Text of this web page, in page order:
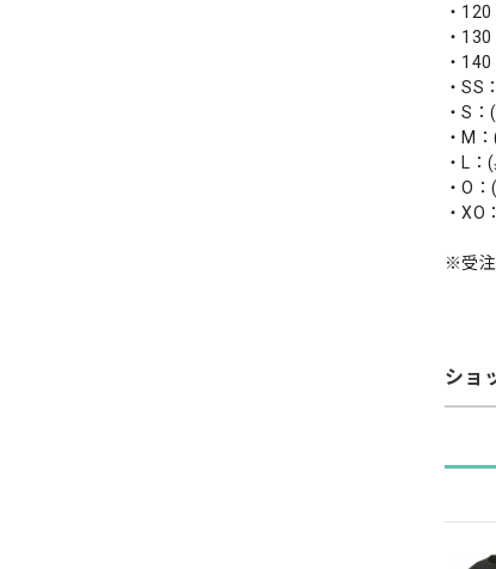
・
・
・
・SS
・S
・M
・L
・O
・
※受注
ショ